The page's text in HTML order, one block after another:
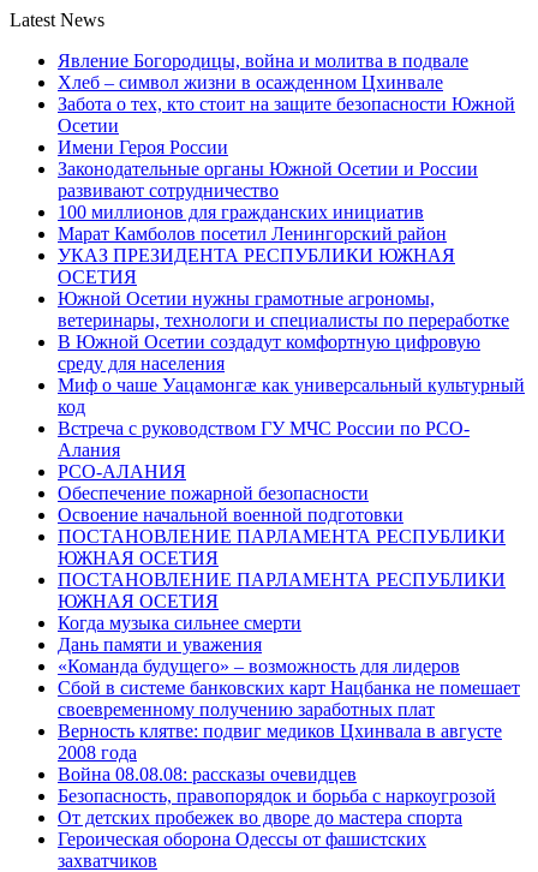
Latest News
Явление Богородицы, война и молитва в подвале
Хлеб – символ жизни в осажденном Цхинвале
Забота о тех, кто стоит на защите безопасности Южной
Осетии
Имени Героя России
Законодательные органы Южной Осетии и России
развивают сотрудничество
100 миллионов для гражданских инициатив
Марат Камболов посетил Ленингорский район
УКАЗ ПРЕЗИДЕНТА РЕСПУБЛИКИ ЮЖНАЯ
ОСЕТИЯ
Южной Осетии нужны грамотные агрономы,
ветеринары, технологи и специалисты по переработке
В Южной Осетии создадут комфортную цифровую
среду для населения
Миф о чаше Уацамонгæ как универсальный культурный
код
Встреча с руководством ГУ МЧС России по РСО-
Алания
РСО-АЛАНИЯ
Обеспечение пожарной безопасности
Освоение начальной военной подготовки
ПОСТАНОВЛЕНИЕ ПАРЛАМЕНТА РЕСПУБЛИКИ
ЮЖНАЯ ОСЕТИЯ
ПОСТАНОВЛЕНИЕ ПАРЛАМЕНТА РЕСПУБЛИКИ
ЮЖНАЯ ОСЕТИЯ
Когда музыка сильнее смерти
Дань памяти и уважения
«Команда будущего» – возможность для лидеров
Сбой в системе банковских карт Нацбанка не помешает
своевременному получению заработных плат
Верность клятве: подвиг медиков Цхинвала в августе
2008 года
Война 08.08.08: рассказы очевидцев
Безопасность, правопорядок и борьба с наркоугрозой
От детских пробежек во дворе до мастера спорта
Героическая оборона Одессы от фашистских
захватчиков